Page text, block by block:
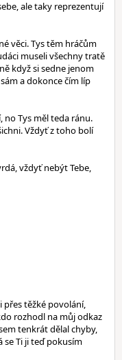
ale taky reprezentují
věci. Tys těm hráčům
museli všechny tratě
když si sedne jenom
a dokonce čím líp
no Tys měl teda ránu.
Vždyť z toho bolí
vždyť nebýt Tebe,
přes těžké povolání,
rozhodl na můj odkaz
tenkrát dělal chyby,
se Ti ji teď pokusím